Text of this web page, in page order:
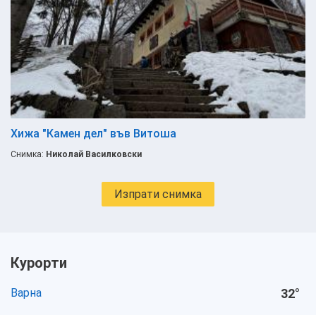
Хижа "Камен дел" във Витоша
Снимка: Николай Василковски
Изпрати снимка
Курорти
Варна 32°